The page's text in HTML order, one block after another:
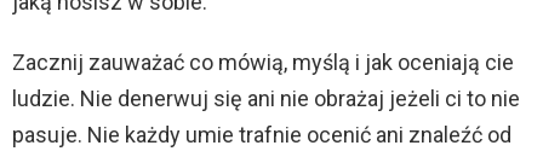
Zacznij zauważać co mówią, myślą i jak oceniają cie
ludzie. Nie denerwuj się ani nie obrażaj jeżeli ci to nie
pasuje. Nie każdy umie trafnie ocenić ani znaleźć od